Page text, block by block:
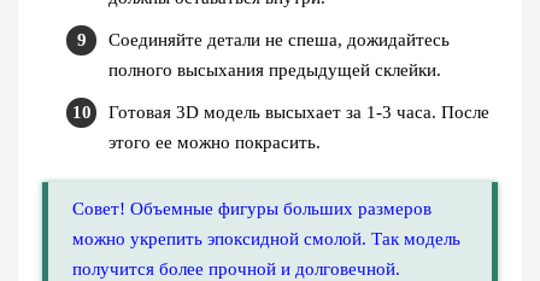
Соединяйте детали не спеша, дожидайтесь
полного высыхания предыдущей склейки.
Готовая 3D модель высыхает за 1-3 часа. После
этого ее можно покрасить.
Совет! Объемные фигуры больших размеров
можно укрепить эпоксидной смолой. Так модель
получится более прочной и долговечной.